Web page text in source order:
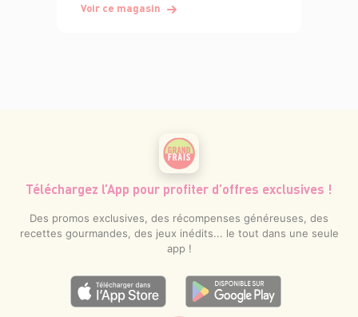
Voir ce magasin
Téléchargez l’App pour profiter d’offres exclusives !
Des promos exclusives, des récompenses généreuses, des
recettes gourmandes, des jeux inédits... le tout dans une seule
app !